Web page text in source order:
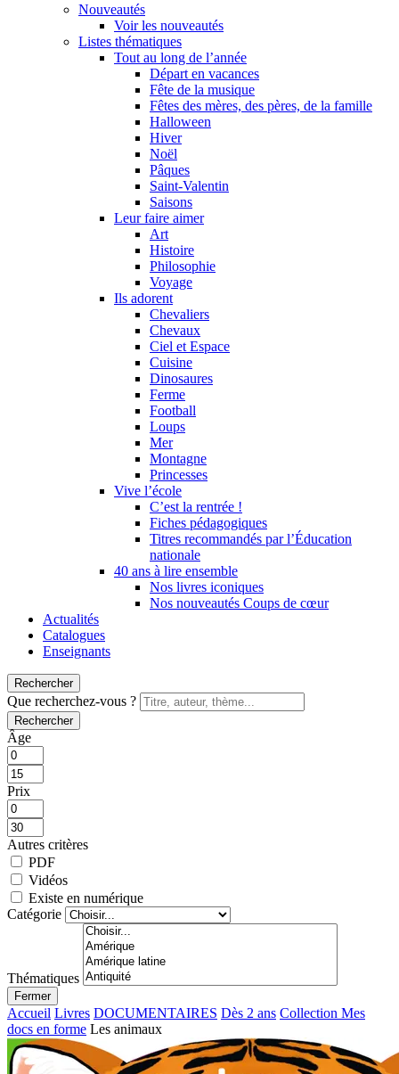
Nouveautés
Voir les nouveautés
Listes thématiques
Tout au long de l’année
Départ en vacances
Fête de la musique
Fêtes des mères, des pères, de la famille
Halloween
Hiver
Noël
Pâques
Saint-Valentin
Saisons
Leur faire aimer
Art
Histoire
Philosophie
Voyage
Ils adorent
Chevaliers
Chevaux
Ciel et Espace
Cuisine
Dinosaures
Ferme
Football
Loups
Mer
Montagne
Princesses
Vive l’école
C’est la rentrée !
Fiches pédagogiques
Titres recommandés par l’Éducation
nationale
40 ans à lire ensemble
Nos livres iconiques
Nos nouveautés Coups de cœur
Actualités
Catalogues
Enseignants
Rechercher
Que recherchez-vous ?
Rechercher
Âge
Prix
Autres critères
PDF
Vidéos
Existe en numérique
Catégorie
Thématiques
Fermer
Accueil Livres DOCUMENTAIRES Dès 2 ans Collection Mes
docs en forme Les animaux